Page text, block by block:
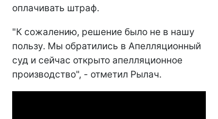
оплачивать штраф.
"К сожалению, решение было не в нашу
пользу. Мы обратились в Апелляционный
суд и сейчас открыто апелляционное
производство", - отметил Рылач.